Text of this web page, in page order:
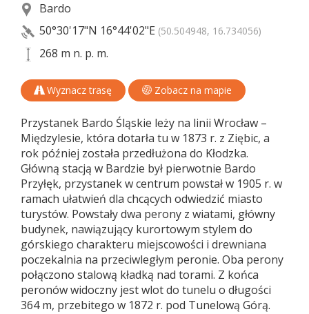
Bardo
50°30'17"N 16°44'02"E (50.504948, 16.734056)
268 m n. p. m.
Wyznacz trasę Zobacz na mapie
Przystanek Bardo Śląskie leży na linii Wrocław –
Międzylesie, która dotarła tu w 1873 r. z Ziębic, a
rok później została przedłużona do Kłodzka.
Główną stacją w Bardzie był pierwotnie Bardo
Przyłęk, przystanek w centrum powstał w 1905 r. w
ramach ułatwień dla chcących odwiedzić miasto
turystów. Powstały dwa perony z wiatami, główny
budynek, nawiązujący kurortowym stylem do
górskiego charakteru miejscowości i drewniana
poczekalnia na przeciwległym peronie. Oba perony
połączono stalową kładką nad torami. Z końca
peronów widoczny jest wlot do tunelu o długości
364 m, przebitego w 1872 r. pod Tunelową Górą.